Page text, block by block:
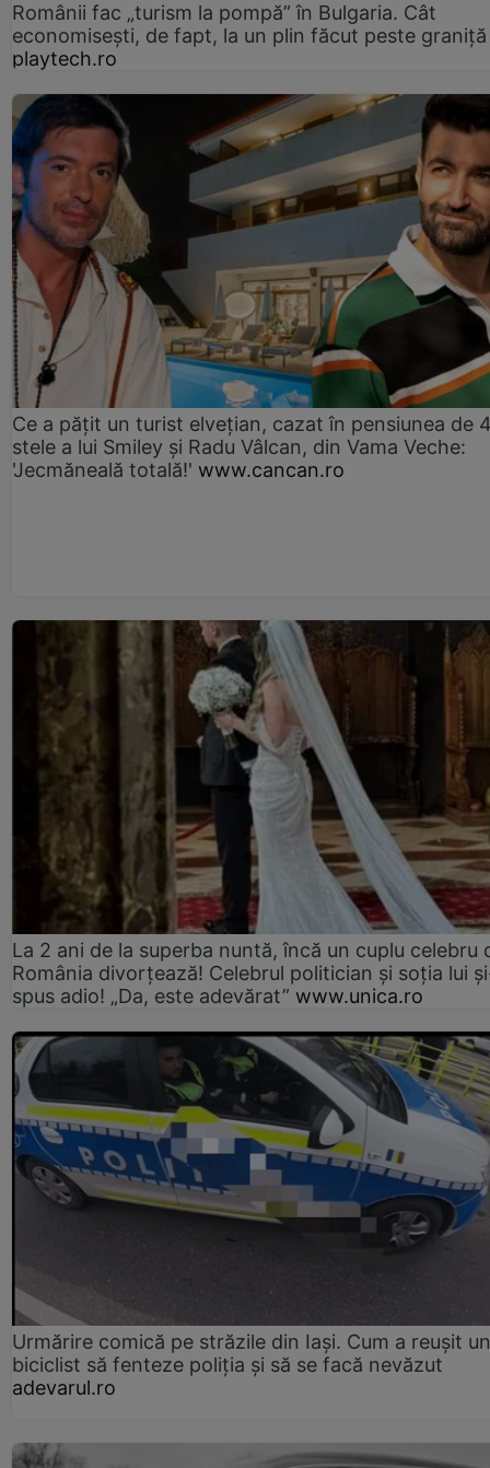
Românii fac „turism la pompă” în Bulgaria. Cât
economisești, de fapt, la un plin făcut peste graniță
playtech.ro
Ce a pățit un turist elvețian, cazat în pensiunea de
stele a lui Smiley și Radu Vâlcan, din Vama Veche:
'Jecmăneală totală!' www.cancan.ro
La 2 ani de la superba nuntă, încă un cuplu celebru
România divorțează! Celebrul politician și soția lui
spus adio! „Da, este adevărat” www.unica.ro
Urmărire comică pe străzile din Iași. Cum a reușit un
biciclist să fenteze poliția și să se facă nevăzut
adevarul.ro